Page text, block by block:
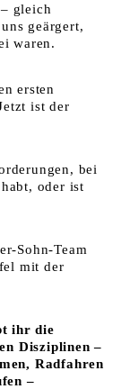
gleich
geärgert,
waren.
ersten
ist der
bei
oder ist
Sohn-Team
mit der
ihr die
Disziplinen –
Radfahren
–